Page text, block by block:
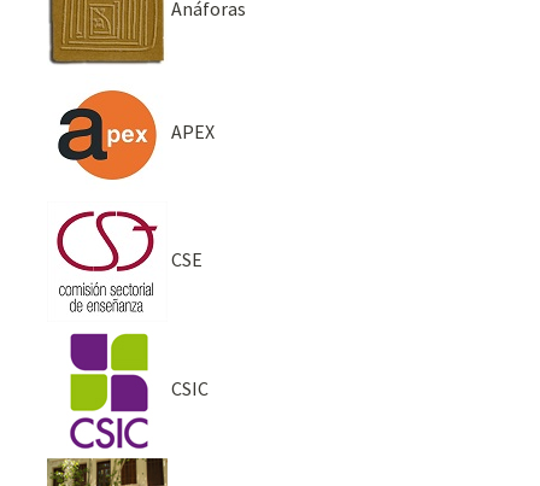
Anáforas
APEX
CSE
CSIC